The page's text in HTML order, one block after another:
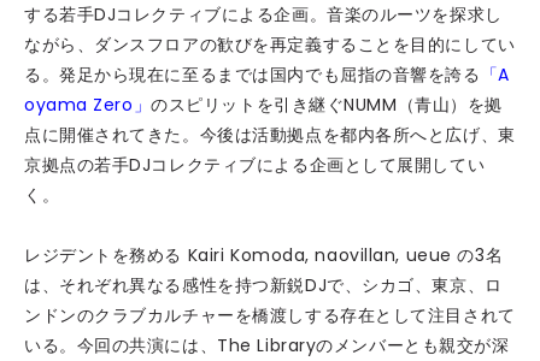
する若手DJコレクティブによる企画。音楽のルーツを探求し
ながら、ダンスフロアの歓びを再定義することを目的にしてい
る。発足から現在に至るまでは国内でも屈指の音響を誇る 「A
oyama Zero」のスピリットを引き継ぐNUMM（青山）を拠
点に開催されてきた。今後は活動拠点を都内各所へと広げ、東
京拠点の若手DJコレクティブによる企画として展開してい
く。
レジデントを務める Kairi Komoda, naovillan, ueue の3名
は、それぞれ異なる感性を持つ新鋭DJで、シカゴ、東京、ロ
ンドンのクラブカルチャーを橋渡しする存在として注目されて
いる。今回の共演には、The Libraryのメンバーとも親交が深